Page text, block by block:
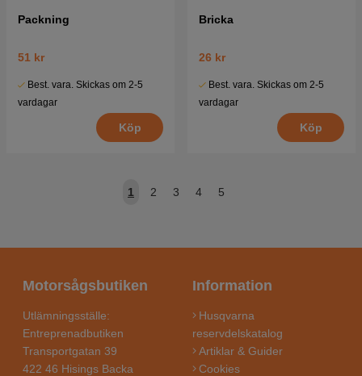
Packning
51 kr
Best. vara. Skickas om 2-5
vardagar
Köp
Bricka
26 kr
Best. vara. Skickas om 2-5
vardagar
Köp
1 2 3 4 5
Motorsågsbutiken
Utlämningsställe:
Entreprenadbutiken
Transportgatan 39
422 46 Hisings Backa
Information
Husqvarna
reservdelskatalog
Artiklar & Guider
Cookies